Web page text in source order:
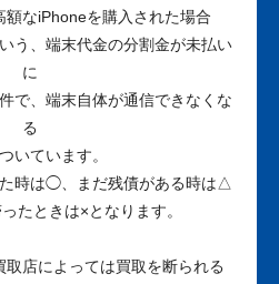
額なiPhoneを購入された場合
う、端末代金の分割金が未払い
に
で、端末自体が通信できなくな
る
いています。
時は◯、まだ残債がある時は△
たときは×となります。
店によっては買取を断られる